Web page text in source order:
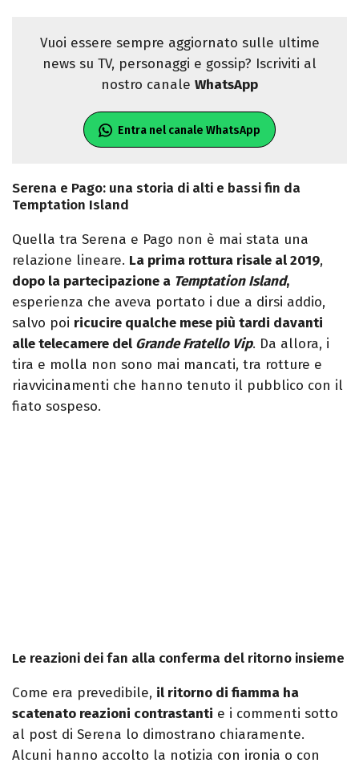
Vuoi essere sempre aggiornato sulle ultime
news su TV, personaggi e gossip? Iscriviti al
nostro canale WhatsApp
Entra nel canale WhatsApp
Serena e Pago: una storia di alti e bassi fin da
Temptation Island
Quella tra Serena e Pago non è mai stata una
relazione lineare. La prima rottura risale al 2019,
dopo la partecipazione a Temptation Island,
esperienza che aveva portato i due a dirsi addio,
salvo poi ricucire qualche mese più tardi davanti
alle telecamere del Grande Fratello Vip. Da allora, i
tira e molla non sono mai mancati, tra rotture e
riavvicinamenti che hanno tenuto il pubblico con il
fiato sospeso.
Le reazioni dei fan alla conferma del ritorno insieme
Come era prevedibile, il ritorno di fiamma ha
scatenato reazioni contrastanti e i commenti sotto
al post di Serena lo dimostrano chiaramente.
Alcuni hanno accolto la notizia con ironia o con